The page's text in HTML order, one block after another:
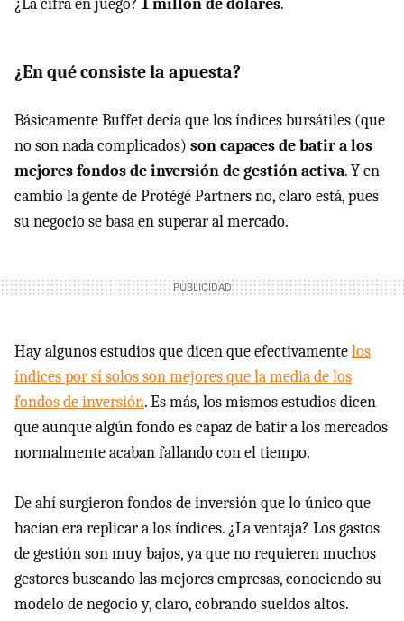
¿En qué consiste la apuesta?
Básicamente Buffet decía que los índices bursátiles (que
no son nada complicados) son capaces de batir a los
mejores fondos de inversión de gestión activa. Y en
cambio la gente de Protégé Partners no, claro está, pues
su negocio se basa en superar al mercado.
Hay algunos estudios que dicen que efectivamentelos
índices por sí solos son mejores que la media de los
fondos de inversión. Es más, los mismos estudios dicen
que aunque algún fondo es capaz de batir a los mercados
normalmente acaban fallando con el tiempo.
De ahí surgieron fondos de inversión que lo único que
hacían era replicar a los índices. ¿La ventaja? Los gastos
de gestión son muy bajos, ya que no requieren muchos
gestores buscando las mejores empresas, conociendo su
modelo de negocio y, claro, cobrando sueldos altos.